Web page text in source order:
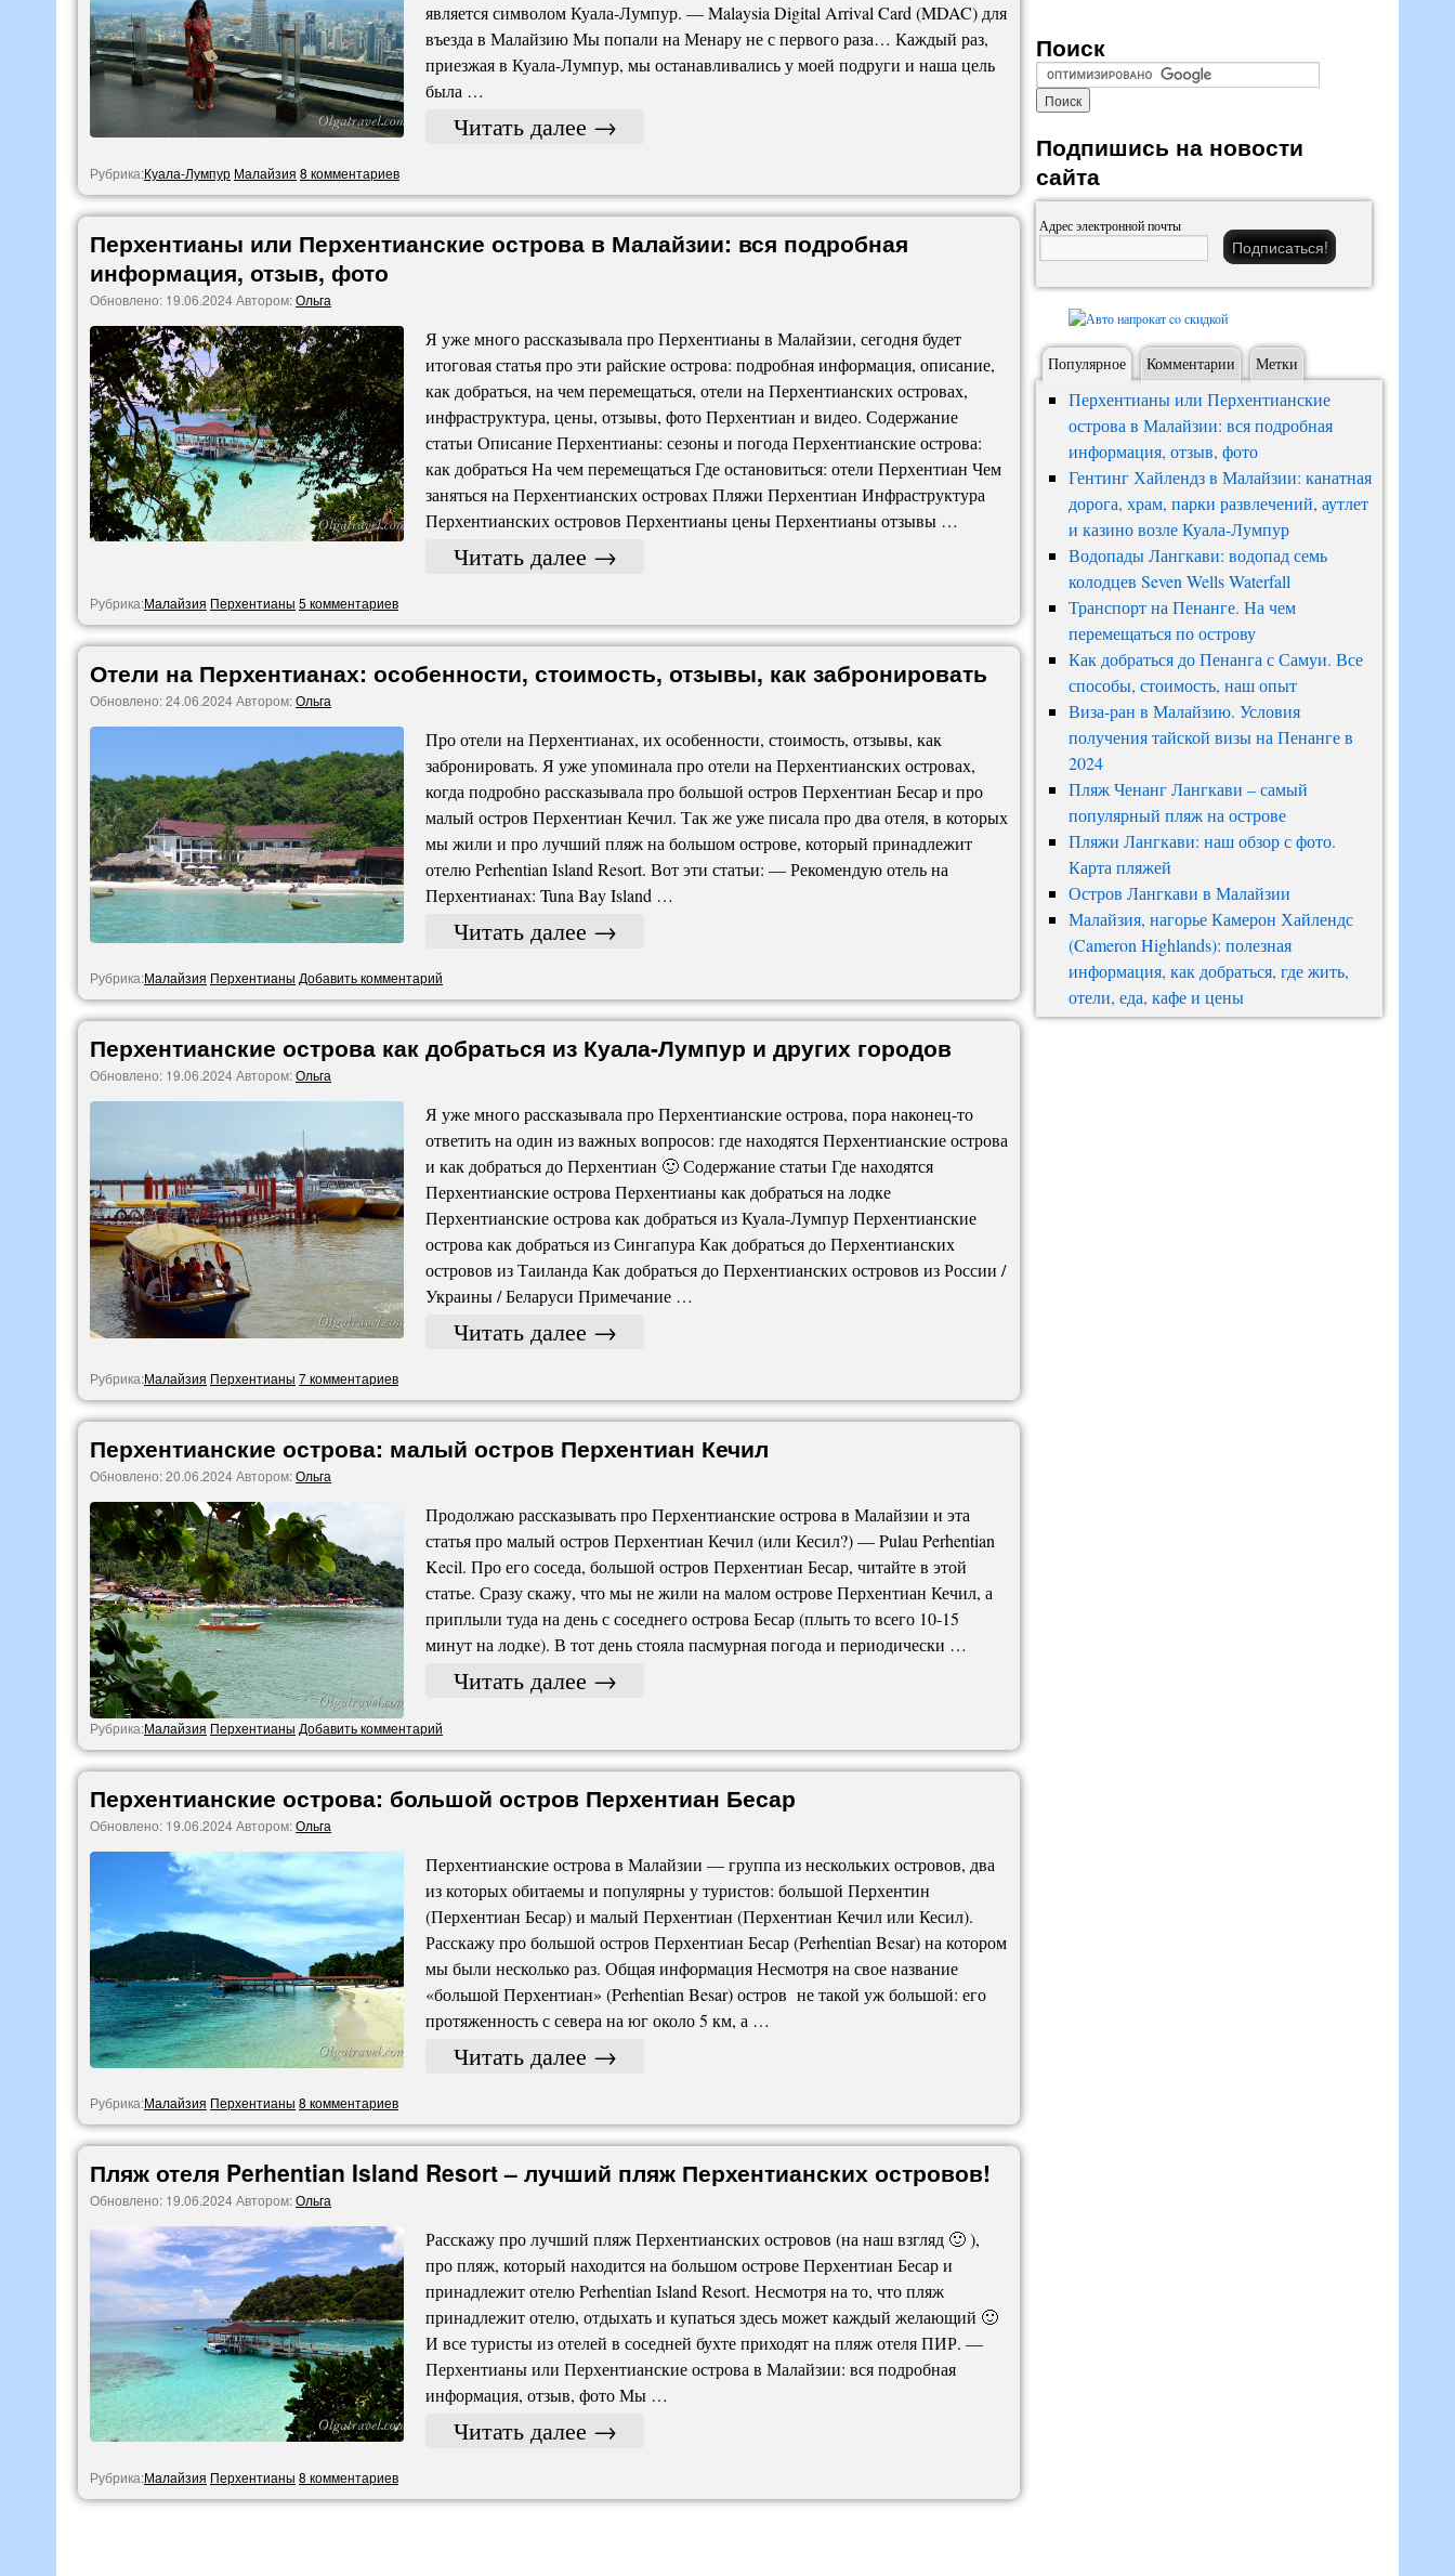
является символом Куала-Лумпур. — Malaysia Digital Arrival Card (MDAC) для
въезда в Малайзию Мы попали на Менару не с первого раза… Каждый раз,
приезжая в Куала-Лумпур, мы останавливались у моей подруги и наша цель
была …
Читать далее →
Рубрика:Куала-Лумпур Малайзия 8 комментариев
Перхентианы или Перхентианские острова в Малайзии: вся подробная
информация, отзыв, фото
Обновлено: 19.06.2024Автором:Ольга
Я уже много рассказывала про Перхентианы в Малайзии, сегодня будет
итоговая статья про эти райские острова: подробная информация, описание,
как добраться, на чем перемещаться, отели на Перхентианских островах,
инфраструктура, цены, отзывы, фото Перхентиан и видео. Содержание
статьи Описание Перхентианы: сезоны и погода Перхентианские острова:
как добраться На чем перемещаться Где остановиться: отели Перхентиан Чем
заняться на Перхентианских островах Пляжи Перхентиан Инфраструктура
Перхентианских островов Перхентианы цены Перхентианы отзывы …
Читать далее →
Рубрика:Малайзия Перхентианы 5 комментариев
Отели на Перхентианах: особенности, стоимость, отзывы, как забронировать
Обновлено:24.06.2024Автором:Ольга
Про отели на Перхентианах, их особенности, стоимость, отзывы, как
забронировать. Я уже упоминала про отели на Перхентианских островах,
когда подробно рассказывала про большой остров Перхентиан Бесар и про
малый остров Перхентиан Кечил. Так же уже писала про два отеля, в которых
мы жили и про лучший пляж на большом острове, который принадлежит
отелю Perhentian Island Resort. Вот эти статьи: — Рекомендую отель на
Перхентианах: Tuna Bay Island …
Читать далее →
Рубрика:Малайзия Перхентианы Добавить комментарий
Перхентианские острова как добраться из Куала-Лумпур и других городов
Обновлено: 19.06.2024Автором:Ольга
Я уже много рассказывала про Перхентианские острова, пора наконец-то
ответить на один из важных вопросов: где находятся Перхентианские острова
и как добраться до Перхентиан 🙂 Содержание статьи Где находятся
Перхентианские острова Перхентианы как добраться на лодке
Перхентианские острова как добраться из Куала-Лумпур Перхентианские
острова как добраться из Сингапура Как добраться до Перхентианских
островов из Таиланда Как добраться до Перхентианских островов из России /
Украины / Беларуси Примечание …
Читать далее →
Рубрика:Малайзия Перхентианы 7 комментариев
Перхентианские острова: малый остров Перхентиан Кечил
Обновлено:20.06.2024Автором:Ольга
Продолжаю рассказывать про Перхентианские острова в Малайзии и эта
статья про малый остров Перхентиан Кечил (или Кесил?) — Pulau Perhentian
Kecil. Про его соседа, большой остров Перхентиан Бесар, читайте в этой
статье. Сразу скажу, что мы не жили на малом острове Перхентиан Кечил, а
приплыли туда на день с соседнего острова Бесар (плыть то всего 10-15
минут на лодке). В тот день стояла пасмурная погода и периодически …
Читать далее →
Рубрика:Малайзия Перхентианы Добавить комментарий
Перхентианские острова: большой остров Перхентиан Бесар
Обновлено: 19.06.2024Автором:Ольга
Перхентианские острова в Малайзии — группа из нескольких островов, два
из которых обитаемы и популярны у туристов: большой Перхентин
(Перхентиан Бесар) и малый Перхентиан (Перхентиан Кечил или Кесил).
Расскажу про большой остров Перхентиан Бесар (Perhentian Besar) на котором
мы были несколько раз. Общая информация Несмотря на свое название
«большой Перхентиан» (Perhentian Besar) остров не такой уж большой: его
протяженность с севера на юг около 5 км, а …
Читать далее →
Рубрика:Малайзия Перхентианы 8 комментариев
Пляж отеля Perhentian Island Resort – лучший пляж Перхентианских островов!
Обновлено: 19.06.2024Автором:Ольга
Расскажу про лучший пляж Перхентианских островов (на наш взгляд 🙂 ),
про пляж, который находится на большом острове Перхентиан Бесар и
принадлежит отелю Perhentian Island Resort. Несмотря на то, что пляж
принадлежит отелю, отдыхать и купаться здесь может каждый желающий 🙂
И все туристы из отелей в соседней бухте приходят на пляж отеля ПИР. —
Перхентианы или Перхентианские острова в Малайзии: вся подробная
информация, отзыв, фото Мы …
Читать далее →
Рубрика:Малайзия Перхентианы 8 комментариев
Поиск
Подпишись на новости
сайта
Адрес электронной почты
Популярное Комментарии Метки
Перхентианы или Перхентианские
острова в Малайзии: вся подробная
информация, отзыв, фото
Гентинг Хайлендз в Малайзии: канатная
дорога, храм, парки развлечений, аутлет
и казино возле Куала-Лумпур
Водопады Лангкави: водопад семь
колодцев Seven Wells Waterfall
Транспорт на Пенанге. На чем
перемещаться по острову
Как добраться до Пенанга с Самуи. Все
способы, стоимость, наш опыт
Виза-ран в Малайзию. Условия
получения тайской визы на Пенанге в
2024
Пляж Ченанг Лангкави – самый
популярный пляж на острове
Пляжи Лангкави: наш обзор с фото.
Карта пляжей
Остров Лангкави в Малайзии
Малайзия, нагорье Камерон Хайлендс
(Cameron Highlands): полезная
информация, как добраться, где жить,
отели, еда, кафе и цены